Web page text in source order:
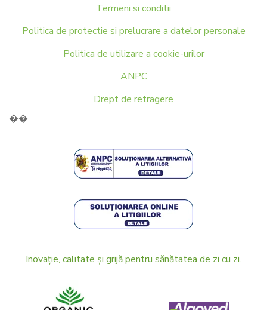
Termeni si conditii
Politica de protectie si prelucrare a datelor personale
Politica de utilizare a cookie-urilor
ANPC
Drept de retragere
��
Inovație, calitate și grijă pentru sănătatea de zi cu zi.